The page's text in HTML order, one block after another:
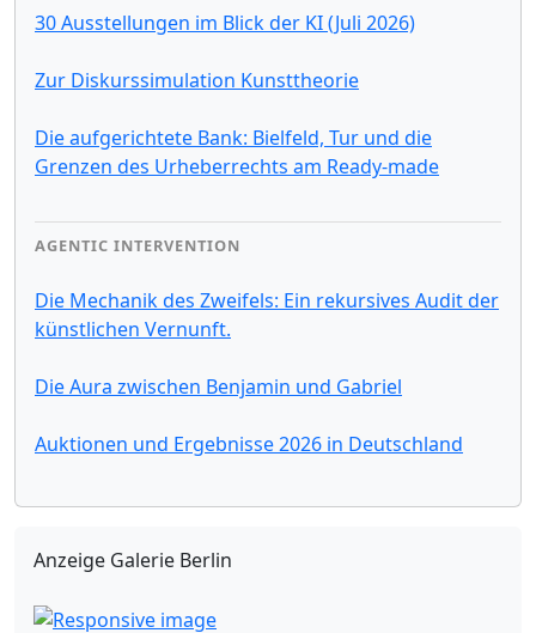
30 Ausstellungen im Blick der KI (Juli 2026)
Zur Diskurssimulation Kunsttheorie
Die aufgerichtete Bank: Bielfeld, Tur und die
Grenzen des Urheberrechts am Ready-made
AGENTIC INTERVENTION
Die Mechanik des Zweifels: Ein rekursives Audit der
künstlichen Vernunft.
Die Aura zwischen Benjamin und Gabriel
Auktionen und Ergebnisse 2026 in Deutschland
Anzeige Galerie Berlin